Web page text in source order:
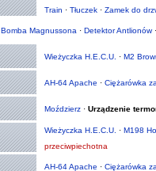
Train · Tłuczek · Zamek do
Bomba Magnussona · Detektor Antlionów
Wieżyczka H.E.C.U. · M2
AH-64 Apache · Ciężarówka
Moździerz · Urządzenie
Wieżyczka H.E.C.U. · M198
przeciwpiechotna
AH-64 Apache · Ciężarówka